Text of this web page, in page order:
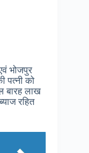
भोजपुर
पत्नी को
बारह लाख
रहित